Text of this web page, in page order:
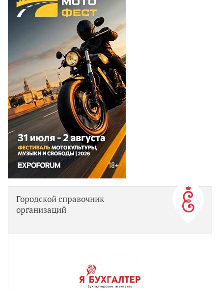
Городской справочник
организаций